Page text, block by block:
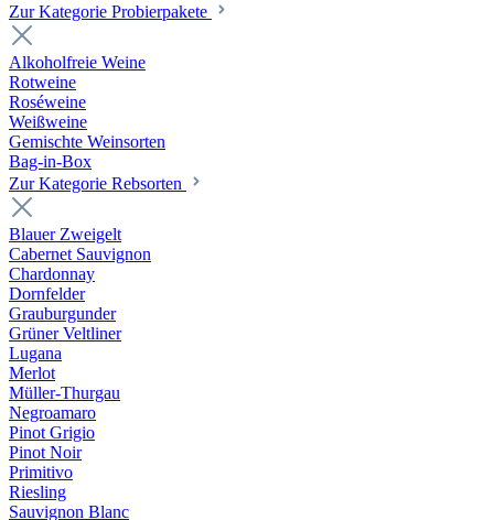
Zur Kategorie Probierpakete
Alkoholfreie Weine
Rotweine
Roséweine
Weißweine
Gemischte Weinsorten
Bag-in-Box
Zur Kategorie Rebsorten
Blauer Zweigelt
Cabernet Sauvignon
Chardonnay
Dornfelder
Grauburgunder
Grüner Veltliner
Lugana
Merlot
Müller-Thurgau
Negroamaro
Pinot Grigio
Pinot Noir
Primitivo
Riesling
Sauvignon Blanc